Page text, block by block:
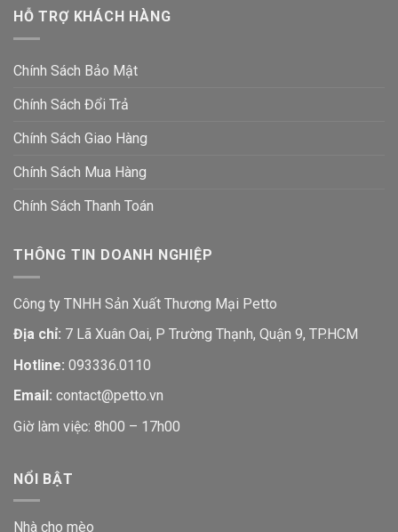
HỖ TRỢ KHÁCH HÀNG
Chính Sách Bảo Mật
Chính Sách Đổi Trả
Chính Sách Giao Hàng
Chính Sách Mua Hàng
Chính Sách Thanh Toán
THÔNG TIN DOANH NGHIỆP
Công ty TNHH Sản Xuất Thương Mại Petto
Địa chỉ: 7 Lã Xuân Oai, P Trường Thạnh, Quận 9, TP.HCM
Hotline: 093336.0110
Email: contact@petto.vn
Giờ làm việc: 8h00 – 17h00
NỔI BẬT
Nhà cho mèo